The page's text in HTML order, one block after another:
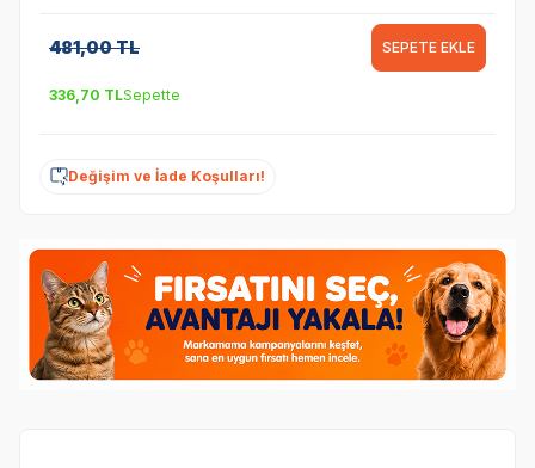
481,00TL SEPETE EKLE
336,70 TLSepette
Değişim ve İade Koşulları!